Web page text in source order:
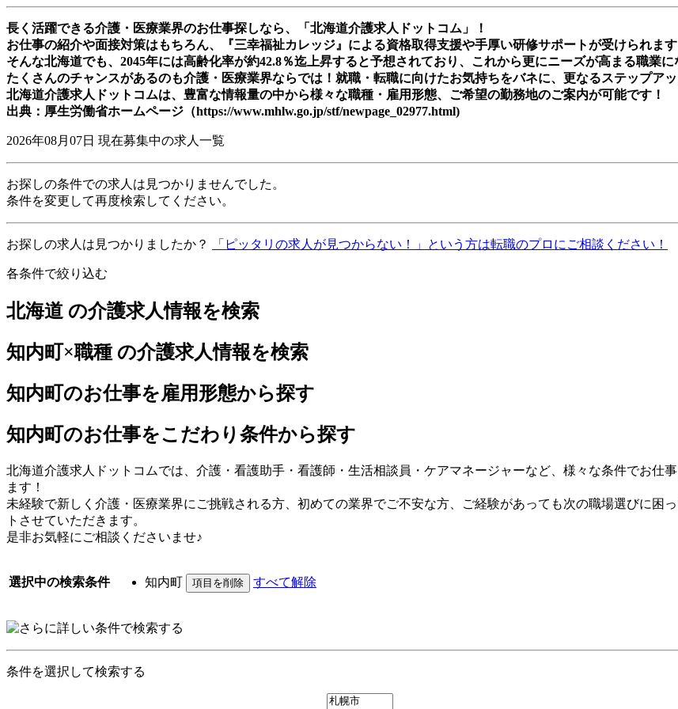
長く活躍できる介護・医療業界のお仕事探しなら、「北海道介護求人ドットコム」！
お仕事の紹介や面接対策はもちろん、『三幸福祉カレッジ』による資格取得支援や手厚い研修サポートが受けられます
そんな北海道でも、2045年には高齢化率が約42.8％迄上昇すると予想されており、これから更にニーズが高まる職業に
たくさんのチャンスがあるのも介護・医療業界ならでは！就職・転職に向けたお気持ちをバネに、更なるステップア
北海道介護求人ドットコムは、豊富な情報量の中から様々な職種・雇用形態、ご希望の勤務地のご案内が可能です！
出典：厚生労働省ホームページ（https://www.mhlw.go.jp/stf/newpage_02977.html)
2026年08月07日 現在募集中の求人一覧
お探しの条件での求人は見つかりませんでした。
条件を変更して再度検索してください。
お探しの求人は見つかりましたか？ 「ピッタリの求人が見つからない！」という方は転職のプロにご相談ください！
各条件で絞り込む
北海道 の介護求人情報を検索
知内町×職種 の介護求人情報を検索
知内町のお仕事を雇用形態から探す
知内町のお仕事をこだわり条件から探す
北海道介護求人ドットコムでは、介護・看護助手・看護師・生活相談員・ケアマネージャーなど、様々な条件でお仕
ます！
未経験で新しく介護・医療業界にご挑戦される方、初めての業界でご不安な方、ご経験があっても次の職場選びに困
トさせていただきます。
是非お気軽にご相談くださいませ♪
選択中の検索条件 知内町 すべて解除
条件を選択して検索する